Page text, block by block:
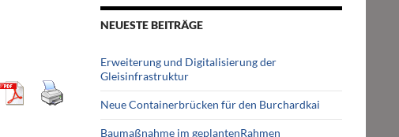
NEUESTE BEITRÄGE
Erweiterung und Digitalisierung der
Gleisinfrastruktur
Neue Containerbrücken für den Burchardkai
Baumaßnahme im geplantenRahmen